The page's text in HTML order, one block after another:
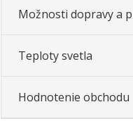
Možnosti dopravy a
Teploty svetla
Hodnotenie obchodu